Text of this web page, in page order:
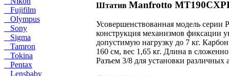
Fujifilm
Olympus
Sony
Sigma
Tamron
Tokina
Pentax
Lensbaby
Штатив Manfrotto
Усовершенствованная модель серии
конструкция механизмов фиксации
допустимую нагрузку до 7 кг.
160 см, вес 1,65 кг. Длина в
Разъем 3/8 для установки различных